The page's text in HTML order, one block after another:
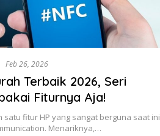
Feb 26, 2026
Terbaik 2026, Seri
Fiturnya Aja!
satu fitur HP yang sangat berguna saat ini
Menariknya,…